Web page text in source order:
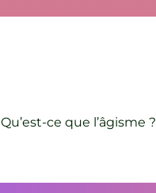
Qu’est-ce que l’âgisme ?